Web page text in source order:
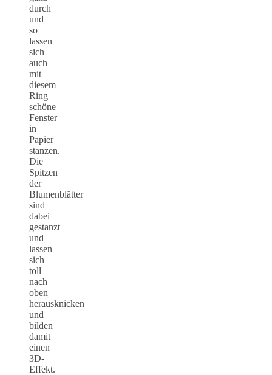
durch
und
so
lassen
sich
auch
mit
diesem
Ring
schöne
Fenster
in
Papier
stanzen.
Die
Spitzen
der
Blumenblätter
sind
dabei
gestanzt
und
lassen
sich
toll
nach
oben
herausknicken
und
bilden
damit
einen
3D-
Effekt.